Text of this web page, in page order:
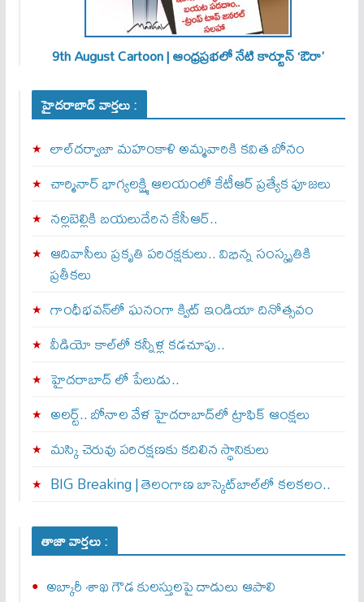
9th August Cartoon | ఆంధ్రప్రభలో నేటి కార్టూన్ ‘ఔరా’
హైదరాబాద్ వార్తలు :
లాల్‌దర్వాజా మహంకాళి అమ్మవారికి కవిత బోనం
చార్మినార్‌ భాగ్యలక్ష్మి ఆలయంలో కేటీఆర్ ప్రత్యేక పూజలు
నల్లబెల్లికి బయలుదేరిన కేసీఆర్‌..
ఆదివాసీలు ప్రకృతి పరిరక్షకులు.. విభిన్న సంస్కృతికి
ప్రతీకలు
గాంధీభవన్‌లో ఘనంగా క్విట్‌ ఇండియా దినోత్సవం
వీడియో కాల్‌లో కన్నీళ్ల కడచూపు..
హైదరాబాద్ లో పేలుడు..
అలర్ట్‌.. బోనాల వేళ హైదరాబాద్‌లో ట్రాఫిక్‌ ఆంక్షలు
మస్కి చెరువు పరిరక్షణకు కదిలిన స్థానికులు
BIG Breaking | తెలంగాణ బాస్కెట్‌బాల్‌లో కలకలం..
తాజా వార్తలు :
అబ్కారీ శాఖ గౌడ కులస్తులపై దాడులు ఆపాలి